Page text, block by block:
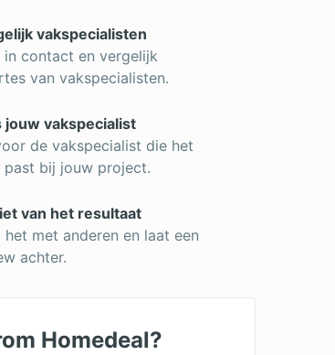
vakspecialisten
in contact en vergelijk
van vakspecialisten.
jouw vakspecialist
de vakspecialist die het
past bij jouw project.
van het resultaat
het met anderen en laat een
achter.
Homedeal?